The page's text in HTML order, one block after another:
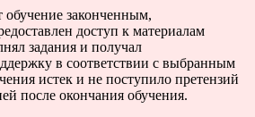
законченным,
доступ к материалам
задания и получал
в соответствии с выбранным
истек и не поступило претензий
после окончания обучения.